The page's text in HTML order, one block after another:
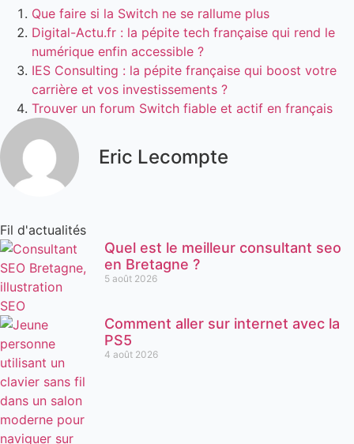
Que faire si la Switch ne se rallume plus
Digital-Actu.fr : la pépite tech française qui rend le
numérique enfin accessible ?
IES Consulting : la pépite française qui boost votre
carrière et vos investissements ?
Trouver un forum Switch fiable et actif en français
Eric Lecompte
Fil d'actualités
Quel est le meilleur consultant seo
en Bretagne ?
5 août 2026
Comment aller sur internet avec la
PS5
4 août 2026